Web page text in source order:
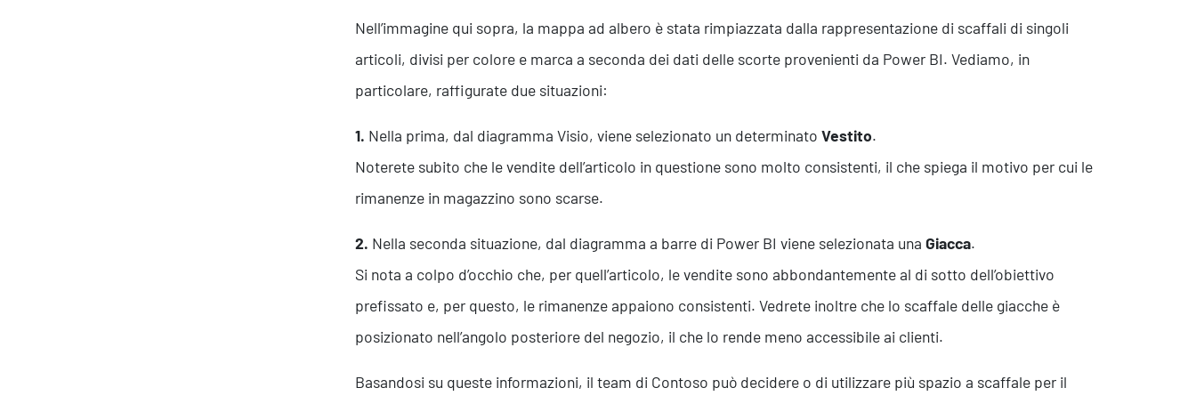
Nell’immagine qui sopra, la mappa ad albero è stata rimpiazzata dalla rappresentazione di scaffali di singoli
articoli, divisi per colore e marca a seconda dei dati delle scorte provenienti da Power BI. Vediamo, in
particolare, raffigurate due situazioni:
1. Nella prima, dal diagramma Visio, viene selezionato un determinato Vestito.
Noterete subito che le vendite dell’articolo in questione sono molto consistenti, il che spiega il motivo per cui le
rimanenze in magazzino sono scarse.
2. Nella seconda situazione, dal diagramma a barre di Power BI viene selezionata una Giacca.
Si nota a colpo d’occhio che, per quell’articolo, le vendite sono abbondantemente al di sotto dell’obiettivo
prefissato e, per questo, le rimanenze appaiono consistenti. Vedrete inoltre che lo scaffale delle giacche è
posizionato nell’angolo posteriore del negozio, il che lo rende meno accessibile ai clienti.
Basandosi su queste informazioni, il team di Contoso può decidere o di utilizzare più spazio a scaffale per il